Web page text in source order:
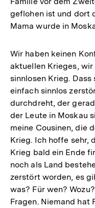
geflohen ist und dort
Mama wurde in
Wir haben keinen
aktuellen Krieges,
sinnlosen Krieg.
einfach sinnlos
durchdreht, der
der Leute in Moskau
meine Cousinen, die
Krieg. Ich hoffe sehr,
Krieg bald ein Ende
noch als Land
zerstört worden, es
was? Für wen?
Fragen. Niemand hat